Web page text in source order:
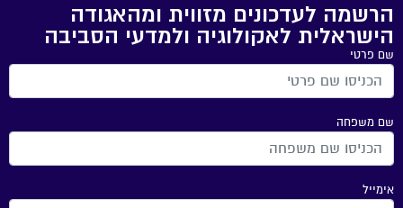
הרשמה לעדכונים מזווית ומהאגודה
הישראלית לאקולוגיה ולמדעי הסביבה
שם פרטי
שם משפחה
אימייל